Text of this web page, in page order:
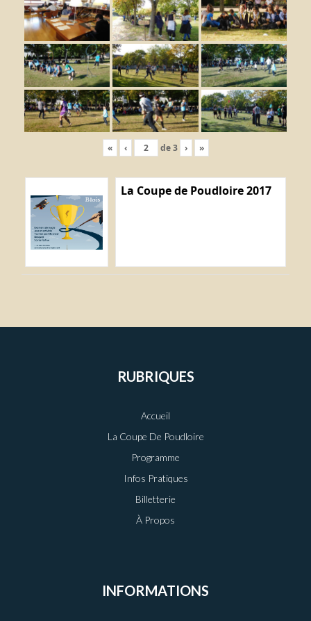
« ‹ de3 › »
La Coupe de Poudloire 2017
RUBRIQUES
Accueil
La Coupe De Poudloire
Programme
Infos Pratiques
Billetterie
À Propos
INFORMATIONS